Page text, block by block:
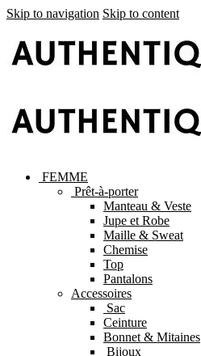
Skip to navigation Skip to content
FEMME
Prêt-à-porter
Manteau & Veste
Jupe et Robe
Maille & Sweat
Chemise
Top
Pantalons
Accessoires
Sac
Ceinture
Bonnet & Mitaines
Bijoux